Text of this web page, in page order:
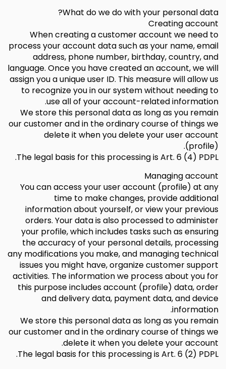
What do we do with your personal data?
Creating account
When creating a customer account we need to
process your account data such as your name, email
address, phone number, birthday, country, and
language. Once you have created an account, we will
assign you a unique user ID. This measure will allow us
to recognize you in our system without needing to
use all of your account-related information.
We store this personal data as long as you remain
our customer and in the ordinary course of things we
delete it when you delete your user account
(profile).
The legal basis for this processing is Art. 6 (4) PDPL.
Managing account
You can access your user account (profile) at any
time to make changes, provide additional
information about yourself, or view your previous
orders. Your data is also processed to administer
your profile, which includes tasks such as ensuring
the accuracy of your personal details, processing
any modifications you make, and managing technical
issues you might have, organize customer support
activities. The information we process about you for
this purpose includes account (profile) data, order
and delivery data, payment data, and device
information.
We store this personal data as long as you remain
our customer and in the ordinary course of things we
delete it when you delete your account.
The legal basis for this processing is Art. 6 (2) PDPL.